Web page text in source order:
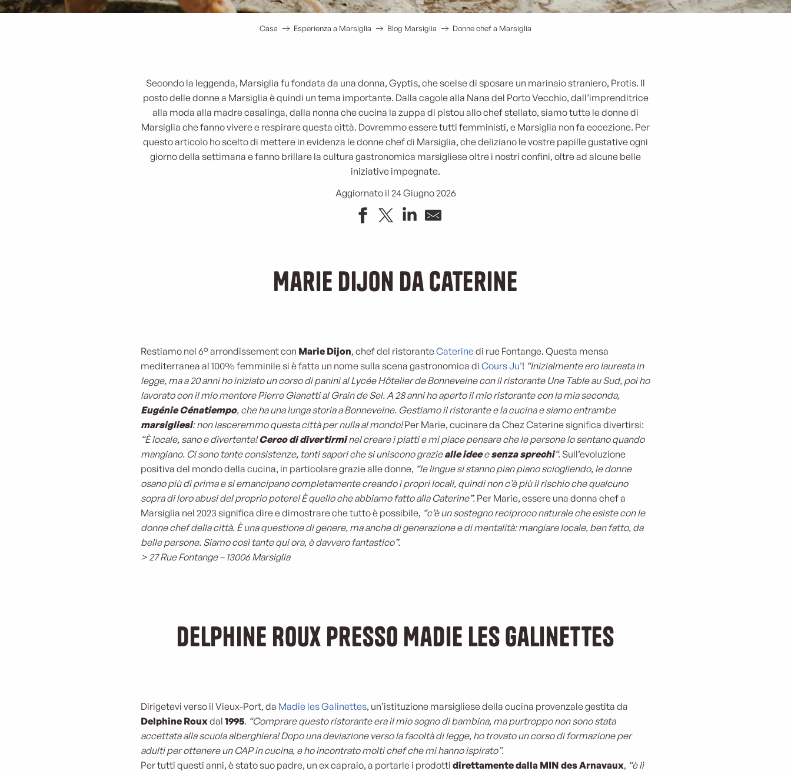
Casa Esperienza a Marsiglia Blog Marsiglia Donne chef a Marsiglia
Secondo la leggenda, Marsiglia fu fondata da una donna, Gyptis, che scelse di sposare un marinaio straniero, Protis. Il
posto delle donne a Marsiglia è quindi un tema importante. Dalla cagole alla Nana del Porto Vecchio, dall’imprenditrice
alla moda alla madre casalinga, dalla nonna che cucina la zuppa di pistou allo chef stellato, siamo tutte le donne di
Marsiglia che fanno vivere e respirare questa città. Dovremmo essere tutti femministi, e Marsiglia non fa eccezione. Per
questo articolo ho scelto di mettere in evidenza le donne chef di Marsiglia, che deliziano le vostre papille gustative ogni
giorno della settimana e fanno brillare la cultura gastronomica marsigliese oltre i nostri confini, oltre ad alcune belle
iniziative impegnate.
Aggiornato il 24 Giugno 2026
Marie Dijon da Caterine
Restiamo nel 6° arrondissement con Marie Dijon, chef del ristoranteCaterinedi rue Fontange. Questa mensa
mediterranea al 100% femminile si è fatta un nome sulla scena gastronomica di Cours Ju’! “Inizialmente ero laureata in
legge, ma a 20 anni ho iniziato un corso di panini al Lycée Hôtelier de Bonneveine con il ristorante Une Table au Sud, poi ho
lavorato con il mio mentore Pierre Gianetti al Grain de Sel. A 28 anni ho aperto il mio ristorante con la mia seconda,
Eugénie Cénatiempo, che ha una lunga storia a Bonneveine. Gestiamo il ristorante e la cucina e siamo entrambe
marsigliesi: non lasceremmo questa città per nulla al mondo!Per Marie, cucinare da Chez Caterine significa divertirsi:
“È locale, sano e divertente!Cerco di divertirminel creare i piatti e mi piace pensare che le persone lo sentano quando
mangiano. Ci sono tante consistenze, tanti sapori che si uniscono graziealle ideeesenza sprechi“. Sull’evoluzione
positiva del mondo della cucina, in particolare grazie alle donne, “le lingue si stanno pian piano sciogliendo, le donne
osano più di prima e si emancipano completamente creando i propri locali, quindi non c’è più il rischio che qualcuno
sopra di loro abusi del proprio potere! È quello che abbiamo fatto alla Caterine”. Per Marie, essere una donna chef a
Marsiglia nel 2023 significa dire e dimostrare che tutto è possibile, “c’è un sostegno reciproco naturale che esiste con le
donne chef della città. È una questione di genere, ma anche di generazione e di mentalità: mangiare locale, ben fatto, da
belle persone. Siamo così tante qui ora, è davvero fantastico”.
> 27 Rue Fontange – 13006 Marsiglia
Delphine Roux presso Madie les Galinettes
Dirigetevi verso il Vieux-Port, da Madie les Galinettes, un’istituzione marsigliese della cucina provenzale gestita da
Delphine Rouxdal 1995. “Comprare questo ristorante era il mio sogno di bambina, ma purtroppo non sono stata
accettata alla scuola alberghiera! Dopo una deviazione verso la facoltà di legge, ho trovato un corso di formazione per
adulti per ottenere un CAP in cucina, e ho incontrato molti chef che mi hanno ispirato”.
Per tutti questi anni, è stato suo padre, un ex capraio, a portarle i prodotti direttamente dalla MIN des Arnavaux, “è lì